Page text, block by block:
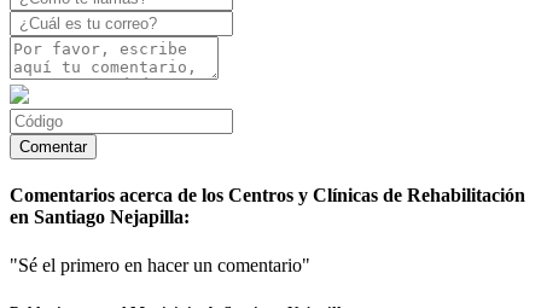
Comentarios acerca de los Centros y Clínicas de Rehabilitación
en Santiago Nejapilla:
"Sé el primero en hacer un comentario"